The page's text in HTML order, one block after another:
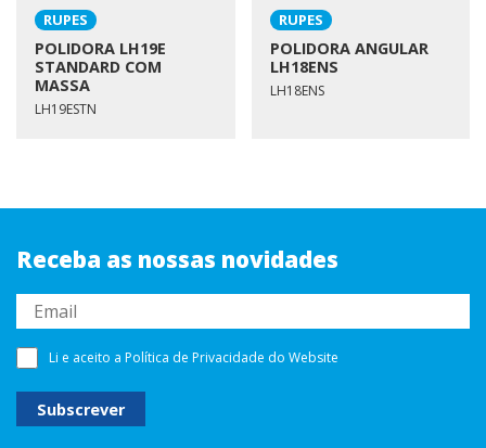
RUPES
POLIDORA LH19E
STANDARD COM
MASSA
LH19ESTN
RUPES
POLIDORA ANGULAR
LH18ENS
LH18ENS
Receba as nossas novidades
Li e aceito a Política de Privacidade do Website